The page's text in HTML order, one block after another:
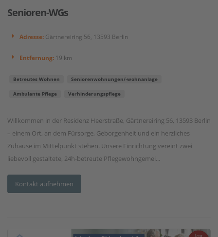
Senioren-WGs
Adresse: Gärtnereiring 56, 13593 Berlin
Entfernung: 19 km
Betreutes Wohnen Seniorenwohnungen/-wohnanlage
Ambulante Pflege Verhinderungspflege
Willkommen in der Residenz Heerstraße, Gärtnereiring 56, 13593 Berlin
– einem Ort, an dem Fürsorge, Geborgenheit und ein herzliches
Zuhause im Mittelpunkt stehen. Unsere Einrichtung vereint zwei
liebevoll gestaltete, 24h-betreute Pflegewohngemei...
Kontakt aufnehmen